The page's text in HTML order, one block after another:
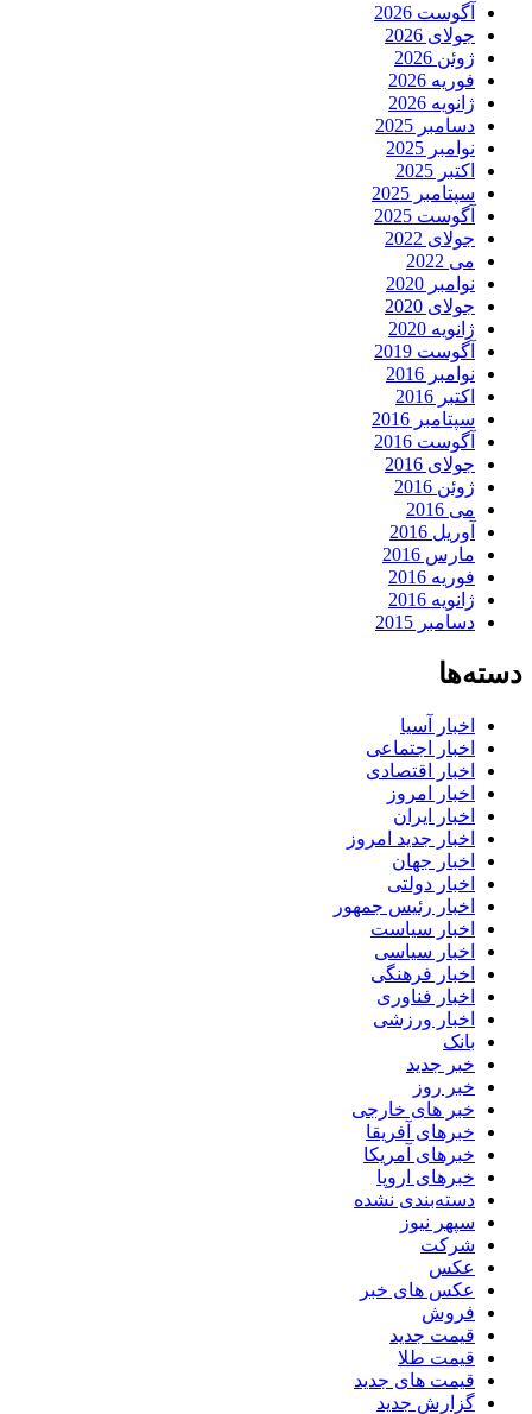
آگوست 2026
جولای 2026
ژوئن 2026
فوریه 2026
ژانویه 2026
دسامبر 2025
نوامبر 2025
اکتبر 2025
سپتامبر 2025
آگوست 2025
جولای 2022
می 2022
نوامبر 2020
جولای 2020
ژانویه 2020
آگوست 2019
نوامبر 2016
اکتبر 2016
سپتامبر 2016
آگوست 2016
جولای 2016
ژوئن 2016
می 2016
آوریل 2016
مارس 2016
فوریه 2016
ژانویه 2016
دسامبر 2015
دسته‌ها
اخبار آسیا
اخبار اجتماعی
اخبار اقتصادی
اخبار امروز
اخبار ایران
اخبار جدید امروز
اخبار جهان
اخبار دولتی
اخبار رئیس جمهور
اخبار سیاست
اخبار سیاسی
اخبار فرهنگی
اخبار فناوری
اخبار ورزشی
بانک
خبر جدید
خبر روز
خبر های خارجی
خبرهای آفریقا
خبرهای آمریکا
خبرهای اروپا
دسته‌بندی نشده
سپهر نیوز
شرکت
عکس
عکس های خبر
فروش
قیمت جدید
قیمت طلا
قیمت های جدید
گزارش جدید